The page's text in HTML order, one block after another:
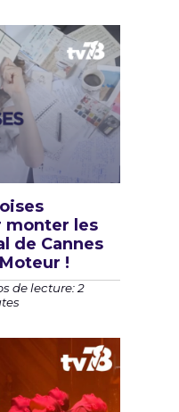
monter les
de Cannes
!
de lecture: 2